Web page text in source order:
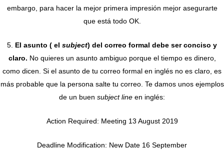
embargo, para hacer la mejor primera impresión mejor asegurarte
que está todo OK.
5. El asunto ( el subject) del correo formal debe ser conciso y
claro. No quieres un asunto ambiguo porque el tiempo es dinero,
como dicen. Si el asunto de tu correo formal en inglés no es claro, es
más probable que la persona salte tu correo. Te damos unos ejemplos
de un buen subject line en inglés:
Action Required: Meeting 13 August 2019
Deadline Modification: New Date 16 September